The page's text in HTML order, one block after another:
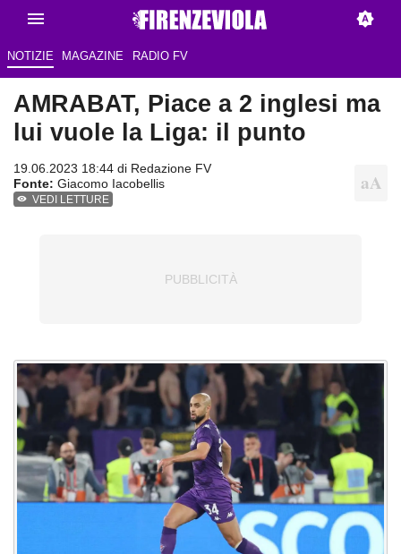
NOTIZIE MAGAZINE RADIO FV
AMRABAT, Piace a 2 inglesi ma
lui vuole la Liga: il punto
19.06.2023 18:44 di Redazione FV
Fonte: Giacomo Iacobellis
VEDI LETTURE